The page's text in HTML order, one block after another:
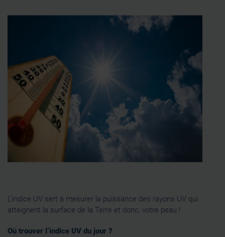
L’indice UV sert à mesurer la puissance des rayons UV qui
atteignent la surface de la Terre et donc, votre peau !
Où trouver l’indice UV du jour ?